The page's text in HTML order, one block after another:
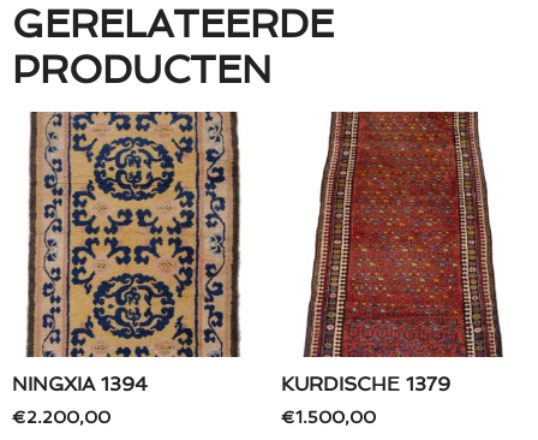
GERELATEERDE
PRODUCTEN
NINGXIA 1394
€2.200,00
KURDISCHE 1379
€1.500,00